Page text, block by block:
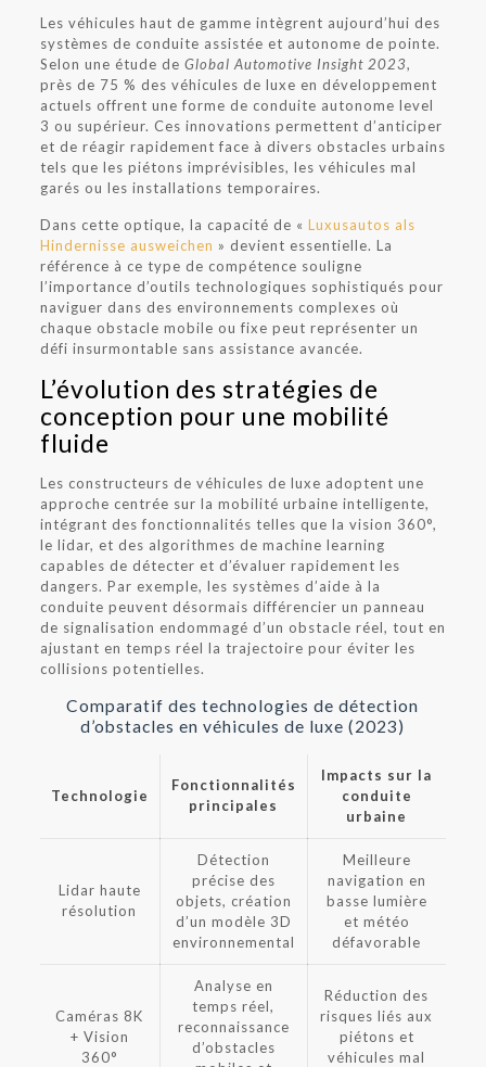
Les véhicules haut de gamme intègrent aujourd’hui des
systèmes de conduite assistée et autonome de pointe.
Selon une étude de Global Automotive Insight 2023,
près de 75 % des véhicules de luxe en développement
actuels offrent une forme de conduite autonome level
3 ou supérieur. Ces innovations permettent d’anticiper
et de réagir rapidement face à divers obstacles urbains
tels que les piétons imprévisibles, les véhicules mal
garés ou les installations temporaires.
Dans cette optique, la capacité de « Luxusautos als
Hindernisse ausweichen » devient essentielle. La
référence à ce type de compétence souligne
l’importance d’outils technologiques sophistiqués pour
naviguer dans des environnements complexes où
chaque obstacle mobile ou fixe peut représenter un
défi insurmontable sans assistance avancée.
L’évolution des stratégies de
conception pour une mobilité
fluide
Les constructeurs de véhicules de luxe adoptent une
approche centrée sur la mobilité urbaine intelligente,
intégrant des fonctionnalités telles que la vision 360°,
le lidar, et des algorithmes de machine learning
capables de détecter et d’évaluer rapidement les
dangers. Par exemple, les systèmes d’aide à la
conduite peuvent désormais différencier un panneau
de signalisation endommagé d’un obstacle réel, tout en
ajustant en temps réel la trajectoire pour éviter les
collisions potentielles.
Comparatif des technologies de détection
d’obstacles en véhicules de luxe (2023)
Technologie
Fonctionnalités
principales
Impacts sur la
conduite
urbaine
Lidar haute
résolution
Détection
précise des
objets, création
d’un modèle 3D
environnemental
Meilleure
navigation en
basse lumière
et météo
défavorable
Caméras 8K
+ Vision
360°
Analyse en
temps réel,
reconnaissance
d’obstacles
Réduction des
risques liés aux
piétons et
véhicules mal